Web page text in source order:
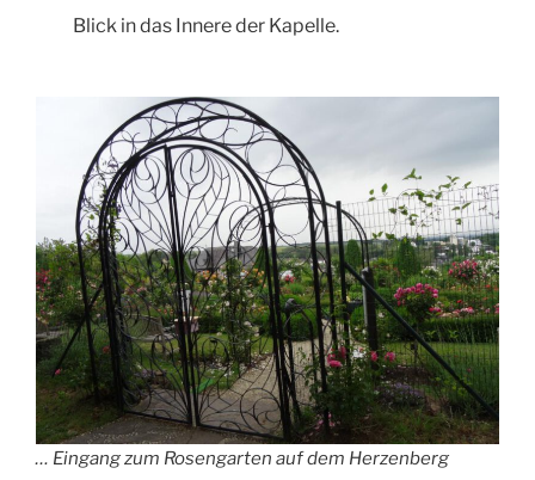
Blick in das Innere der Kapelle.
… Eingang zum Rosengarten auf dem Herzenberg